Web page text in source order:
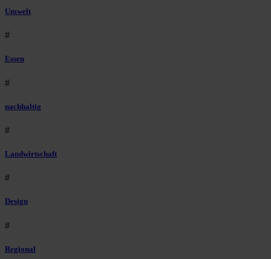
Umwelt
#
Essen
#
nachhaltig
#
Landwirtschaft
#
Design
#
Regional